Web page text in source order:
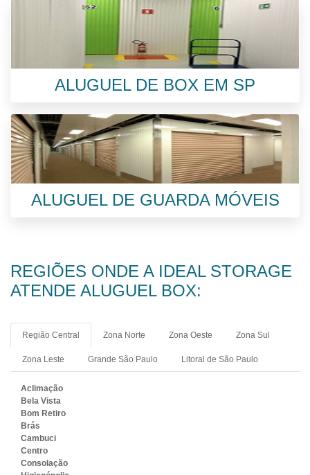
ALUGUEL DE BOX EM SP
ALUGUEL DE GUARDA MÓVEIS
REGIÕES ONDE A IDEAL STORAGE
ATENDE ALUGUEL BOX:
Região Central Zona Norte Zona Oeste Zona Sul
Zona Leste Grande São Paulo Litoral de São Paulo
Aclimação
Bela Vista
Bom Retiro
Brás
Cambuci
Centro
Consolação